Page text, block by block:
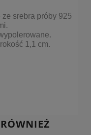
srebra próby 925
1,1 cm.